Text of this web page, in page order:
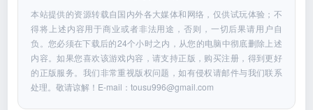
本站提供的资源转载自国内外各大媒体和网络，仅供试玩体验；不
得将上述内容用于商业或者非法用途，否则，一切后果请用户自
负。您必须在下载后的24个小时之内，从您的电脑中彻底删除上述
内容。如果您喜欢该游戏内容，请支持正版，购买注册，得到更好
的正版服务。我们非常重视版权问题，如有侵权请邮件与我们联系
处理。敬请谅解！E-mail：tousu996@gmail.com